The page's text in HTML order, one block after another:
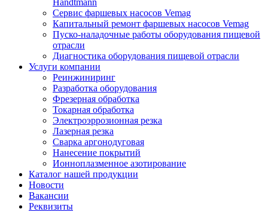
Handtmann
Сервис фаршевых насосов Vemag
Капитальный ремонт фаршевых насосов Vemag
Пуско-наладочные работы оборудования пищевой
отрасли
Диагностика оборудования пищевой отрасли
Услуги компании
Реинжиниринг
Разработка оборудования
Фрезерная обработка
Токарная обработка
Электроэррозионная резка
Лазерная резка
Сварка аргонодуговая
Нанесение покрытий
Ионноплазменное азотирование
Каталог нашей продукции
Новости
Вакансии
Реквизиты